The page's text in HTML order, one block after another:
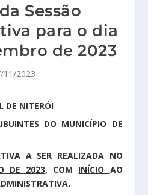
Sessão
para o dia
de 2023
11/2023
DE NITERÓI
DO MUNICÍPIO DE
A SER REALIZADA NO
DE 2023, COM INÍCIO AO